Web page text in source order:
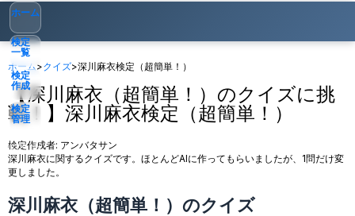
ホーム
検定
一覧
検定
作成
検定
管理
ゲスト▾
ホーム>クイズ>深川麻衣検定（超簡単！）
【深川麻衣（超簡単！）のクイズに挑
戦！】深川麻衣検定（超簡単！）
検定作成者: アンバタサン
深川麻衣に関するクイズです。ほとんどAIに作ってもらいましたが、1問だけ変
更しました。
深川麻衣（超簡単！）のクイズ